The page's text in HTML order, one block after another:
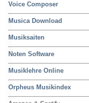
Voice Composer
Musica Download
Musiksaiten
Noten Software
Musiklehre Online
Orpheus Musikindex